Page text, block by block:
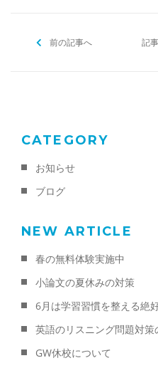
前の記事へ 記
CATEGORY
お知らせ
ブログ
NEW ARTICLE
春の無料体験実施中
小論文の夏休みの対策
6月は学習習慣を整える絶
英語のリスニング問題対策
GW休校について